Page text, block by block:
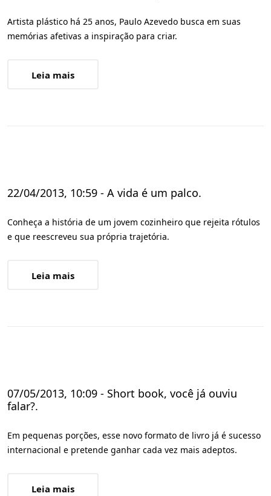
Artista plástico há 25 anos, Paulo Azevedo busca em suas
memórias afetivas a inspiração para criar.
Leia mais
22/04/2013, 10:59 - A vida é um palco.
Conheça a história de um jovem cozinheiro que rejeita rótulos
e que reescreveu sua própria trajetória.
Leia mais
07/05/2013, 10:09 - Short book, você já ouviu
falar?.
Em pequenas porções, esse novo formato de livro já é sucesso
internacional e pretende ganhar cada vez mais adeptos.
Leia mais